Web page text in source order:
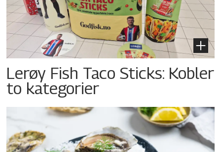
Lerøy Fish Taco Sticks: Kobler
to kategorier